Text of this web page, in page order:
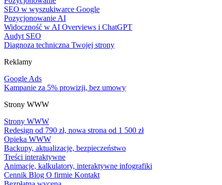
SEO w wyszukiwarce Google
Pozycjonowanie AI
Widoczność w AI Overviews i ChatGPT
Audyt SEO
Diagnoza techniczna Twojej strony
Reklamy
Google Ads
Kampanie za 5% prowizji, bez umowy
Strony WWW
Strony WWW
Redesign od 790 zł, nowa strona od 1 500 zł
Opieka WWW
Backupy, aktualizacje, bezpieczeństwo
Treści interaktywne
Animacje, kalkulatory, interaktywne infografiki
Cennik Blog O firmie Kontakt